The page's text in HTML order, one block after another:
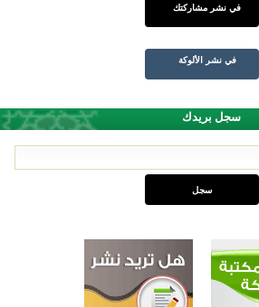
في نشر مشاركتك
في نشر الألوكة
سجل بريدك